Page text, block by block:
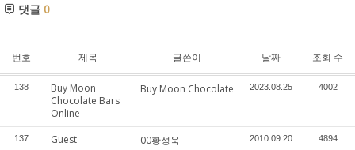
댓글 0
번호 제목 글쓴이 날짜 조회 수
138
Buy Moon
Chocolate Bars
Online
Buy Moon Chocolate 2023.08.25 4002
137 Guest 00황성욱 2010.09.20 4894